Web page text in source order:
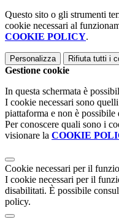
Questo sito o gli strumenti
cookie necessari al
COOKIE POLICY.
Personalizza Rifiuta tutti i
Gestione cookie
In questa schermata è
I cookie necessari sono
piattaforma e non è
Per conoscere quali sono i
visionare la COOKIE
Cookie necessari per il
I cookie necessari per il
disabilitati. È possibile
policy.